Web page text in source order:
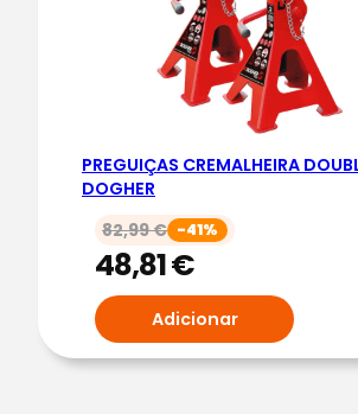
PREGUIÇAS CREMALHEIRA
DOGHER
82,99€ -41%
48,81€
Adicionar